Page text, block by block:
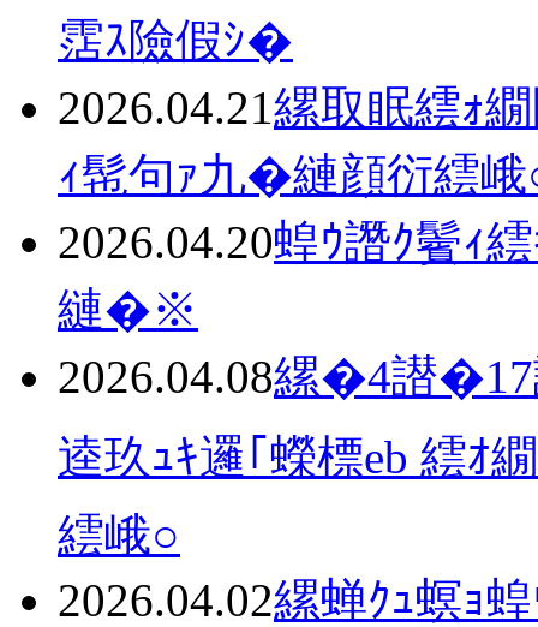
霑ｽ險假ｼ�
2026.04.21縲取眠繧ｫ
ｨ髢句ｧ九�縺顔衍繧
2026.04.20蝗ｳ譖ｸ鬢ｨ
縺�※
2026.04.08縲�4譛�17
逵玖ｭｷ邏｢蠑標eb 繧ｵ
繧峨○
2026.04.02縲蝉ｸｭ螟ｮ